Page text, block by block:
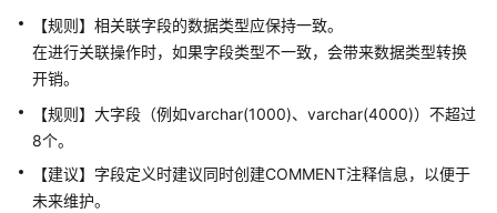
Database
Schema
规
【规则】相关联字段的数据类型应保持一致。
在进行关联操作时，如果字段类型不一致，会带来数据类型转换
开销。
【规则】 大字段（例如varchar(1000)、varchar(4000)）不超过
8个。
【建议】字段定义时建议同时创建COMMENT注释信息，以便于
未来维护。